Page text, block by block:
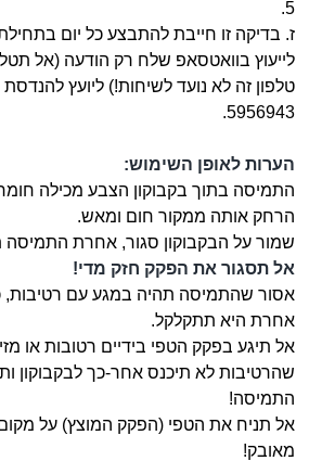
5.
ז. בדיקה זו חייבת להתבצע כל יום
לייעוץ בוואטסאפ שלח רק הודעה (אל
5956943.
הערות לאופן השימוש:
התמיסה בתוך בקבוקון הצבע מכילה חומר
הרחק אותה ממקור חום ומאש.
שמור על הבקבוקון סגור, אחרת
אל תסגור את הפקק חזק מדי!
אסור שהתמיסה תהיה במגע עם רטיבות,
אחרת היא תתקלקל.
אל תיגע בפקק הטפי בידיים רטובות או
שהרטיבות לא תיכנס אחר-כך לבקבוקון
התמיסה!
אל תניח את הטפי (הפקק המוצץ) על
מאובק!